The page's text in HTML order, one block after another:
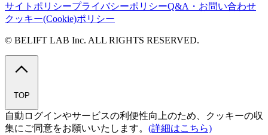
サイトポリシープライバシーポリシーQ&A・お問い合わせ
クッキー(Cookie)ポリシー
© BELIFT LAB Inc. ALL RIGHTS RESERVED.
TOP
自動ログインやサービスの利便性向上のため、クッキーの収
集にご同意をお願いいたします。 (詳細はこちら)